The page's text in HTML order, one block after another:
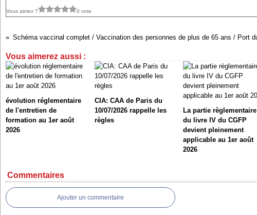
Vous aimez ? 0 vote
Vous aimerez aussi :
évolution réglementaire
de l'entretien de
formation au 1er août
2026
CIA: CAA de Paris du
10/07/2026 rappelle les
règles
La partie règlementaire
du livre IV du CGFP
devient pleinement
applicable au 1er août
2026
Commentaires
Ajouter un commentaire